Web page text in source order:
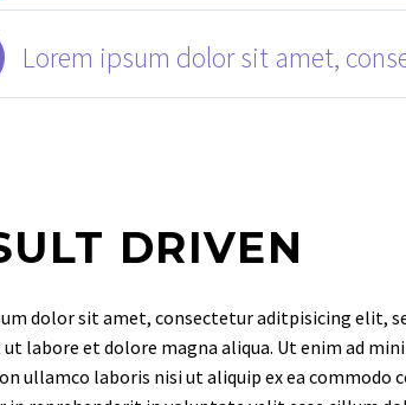
Lorem ipsum dolor sit amet,
DRIVEN
dolor sit amet, consectetur aditpisicing elit,
labore et dolore magna aliqua. Ut enim ad
ullamco laboris nisi ut aliquip ex ea commodo